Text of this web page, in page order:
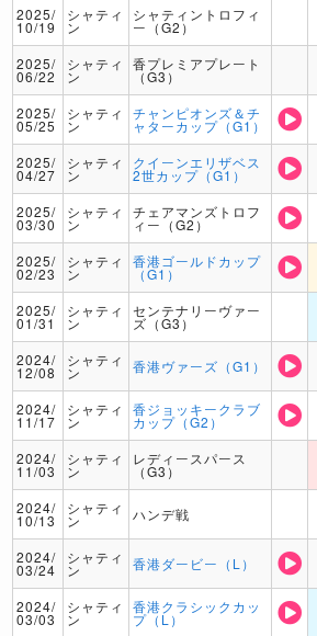
2025/
10/19
シャティ
ン
シャティントロフィ
ー（G2）
2025/
06/22
シャティ
ン
香プレミアプレート
（G3）
2025/
05/25
シャティ
ン
チャンピオンズ＆チ
ャターカップ（G1）
2025/
04/27
シャティ
ン
クイーンエリザベス
2世カップ（G1）
2025/
03/30
シャティ
ン
チェアマンズトロフ
ィー（G2）
2025/
02/23
シャティ
ン
香港ゴールドカップ
（G1）
2025/
01/31
シャティ
ン
センテナリーヴァー
ズ（G3）
2024/
12/08
シャティ
ン 香港ヴァーズ（G1）
2024/
11/17
シャティ
ン
香ジョッキークラブ
カップ（G2）
2024/
11/03
シャティ
ン
レディースパース
（G3）
2024/
10/13
シャティ
ン ハンデ戦
2024/
03/24
シャティ
ン 香港ダービー（L）
2024/
03/03
シャティ
ン
香港クラシックカッ
プ（L）